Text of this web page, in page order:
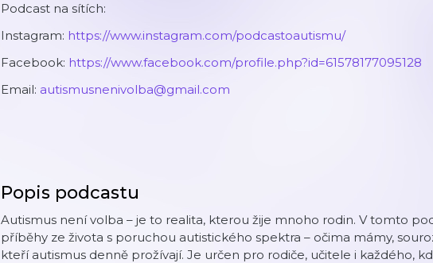
Podcast na sítích:
Instagram: ⁠https://www.instagram.com/podcastoautismu/⁠
Facebook: ⁠https://www.facebook.com/profile.php?id=61578177095128⁠
Email: ⁠autismusnenivolba@gmail.com
Popis podcastu
Autismus není volba – je to realita, kterou žije mnoho rodin. V tomto
příběhy ze života s poruchou autistického spektra – očima mámy,
kteří autismus denně prožívají. Je určen pro rodiče, učitele i každého,